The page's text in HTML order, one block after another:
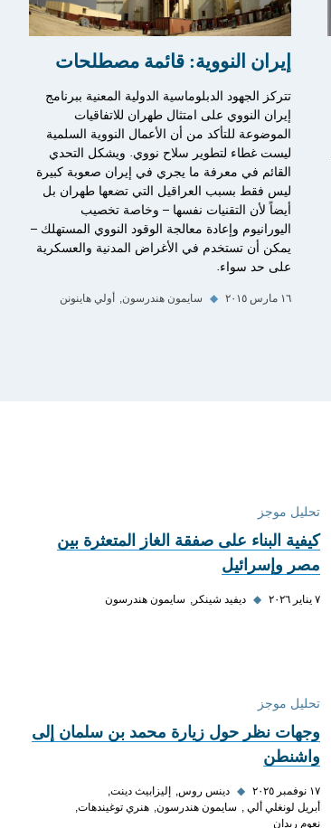
إيران النووية: قائمة مصطلحات
تتركز الجهود الدبلوماسية الدولية المعنية ببرنامج
إيران النووي على امتثال طهران للاتفاقيات
الموضوعة للتأكد من أن الأعمال النووية السلمية
ليست غطاء لتطوير سلاح نووي. ويشكل التحدي
القائم في معرفة ما يجري في إيران صعوبة كبيرة
ليس فقط بسبب العراقيل التي تضعها طهران بل
أيضاً لأن التقنيات نفسها – وخاصة تخصيب
اليورانيوم وإعادة معالجة الوقود النووي المستهلك –
يمكن أن تستخدم في الأغراض المدنية والعسكرية
على حد سواء.
١٦ مارس ٢٠١٥ ◆ سايمون هندرسون أولي هاينونن
تحليل موجز
كيفية البناء على صفقة الغاز المتعثرة بين
مصر وإسرائيل
٧ يناير ٢٠٢٦ ◆ ديفيد شينكر سايمون هندرسون
تحليل موجز
وجهات نظر حول زيارة محمد بن سلمان إلى
واشنطن
١٧ نوفمبر ٢٠٢٥ ◆ دينس روس إليزابيث دينت
أبريل لونغلي ألي
سايمون هندرسون هنري توغيندهات
نعوم ريدان